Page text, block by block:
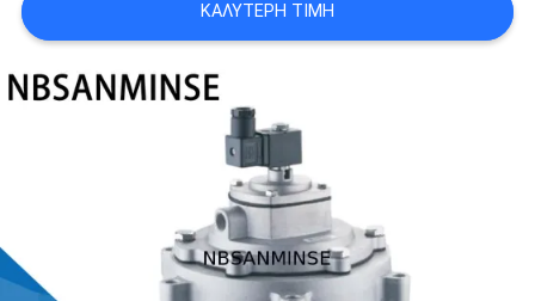
SITEMAP
ΠΟΛΙΤΙΚΉ
ΚΑΛΎΤΕΡΗ ΤΙΜΉ